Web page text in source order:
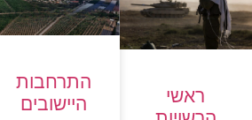
ראשי
התרחבות
היישובים